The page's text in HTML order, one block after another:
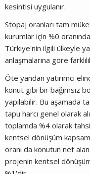
kesintisi uygulanır.
Stopaj oranları tam
kurumlar için %0
Türkiye'nin ilgili ülkeyle
anlaşmalarına göre
Öte yandan yatırımcı
konut gibi bir bağımsız
yapılabilir. Bu aşamada
tapu harcı genel olarak
toplamda %4 olarak
kentsel dönüşüm
oranı da konutun net
projenin kentsel